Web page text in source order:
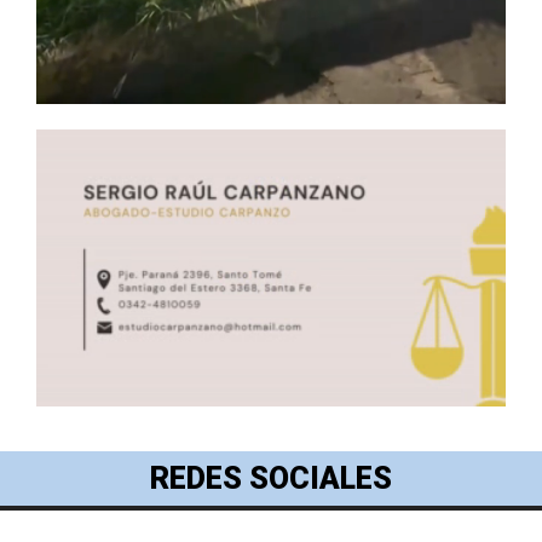
REDES SOCIALES